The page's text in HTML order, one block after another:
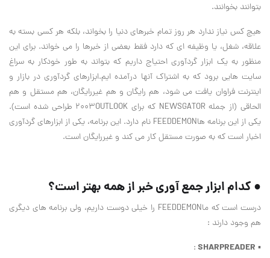
بتوانند بخوانند.
هیچ کس نیاز ندارد هر روز تمام خبرهای دنیا را بخواند، بلکه هر کسی بسته به
علاقه، شغل، یا وظیفه ای که دارد فقط بعضی از خبرها را می خواند. برای این
منظور به یک ابزار گردآوری احتیاج داریم که بتواند به طور خودکار به سراغ
سایت هایی برود که به اشتراک آنها درآمده ایم.ابزارهای گردآوری در بازار و
اینترنت فراوان یافت می شود، هم رایگان و هم غیررایگان، هم مستقل و هم
الحاقی (از جمله NEWSGATOR که برای 2003OUTLOOK طراحی شده است).
یکی از این برنامه هاFEEDDEMON نام دارد. این برنامه، یکی از ابزارهای گردآوری
اخبار است که به صورت مستقل کار می کند و غیررایگان است.
● کدام ابزار جمع آوری خبر از همه بهتر است؟
درست است که ماFEEDDEMON را خیلی دوست داریم، ولی برنامه های دیگری
هم وجود دارند :
▪
SHARPREADER
: